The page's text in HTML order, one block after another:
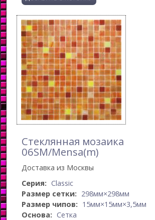
Стеклянная мозаика
06SM/Mensa(m)
Доставка из Москвы
Серия: Classic
Размер сетки: 298мм×298мм
Размер чипов: 15мм×15мм×3,5мм
Основа: Сетка